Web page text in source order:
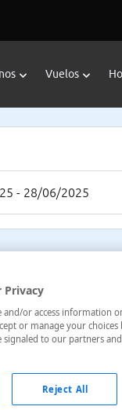
Vuelos
- 28/06/2025
Privacy
or access information
or manage your
signaled to our partners
Reject All